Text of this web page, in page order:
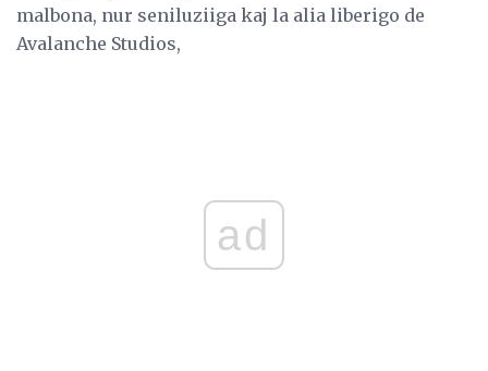
malbona, nur seniluziiga kaj la alia liberigo de
Avalanche Studios,
ad